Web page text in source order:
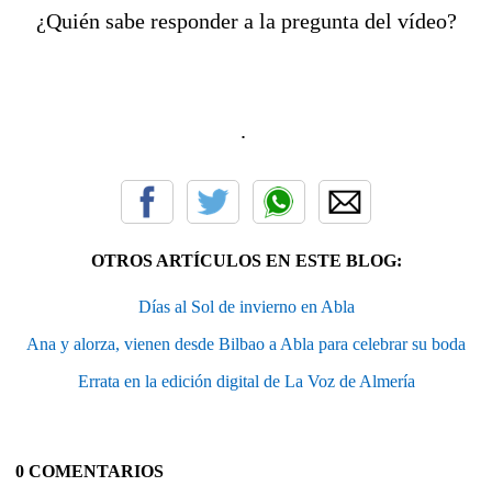
¿Quién sabe responder a la pregunta del vídeo?
.
OTROS ARTÍCULOS EN ESTE BLOG:
Días al Sol de invierno en Abla
Ana y alorza, vienen desde Bilbao a Abla para celebrar su boda
Errata en la edición digital de La Voz de Almería
0 COMENTARIOS